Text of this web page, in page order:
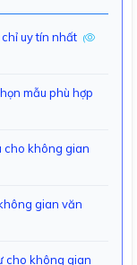
chỉ uy tín nhất (
mẫu phù hợp
cho không gian
gian văn
cho không gian